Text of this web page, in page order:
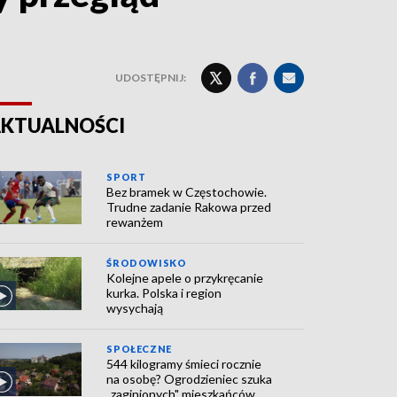
UDOSTĘPNIJ:
SPORT
Bez bramek w Częstochowie.
Trudne zadanie Rakowa przed
rewanżem
ŚRODOWISKO
Kolejne apele o przykręcanie
kurka. Polska i region
wysychają
SPOŁECZNE
544 kilogramy śmieci rocznie
na osobę? Ogrodzieniec szuka
„zaginionych" mieszkańców